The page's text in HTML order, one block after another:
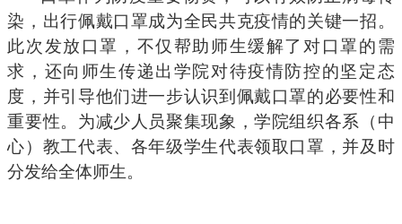
染，出行佩戴口罩成为全民共克疫情的关键一招。
此次发放口罩，不仅帮助师生缓解了对口罩的需
求，还向师生传递出学院对待疫情防控的坚定态
度，并引导他们进一步认识到佩戴口罩的必要性和
重要性。为减少人员聚集现象，学院组织各系（中
心）教工代表、各年级学生代表领取口罩，并及时
分发给全体师生。